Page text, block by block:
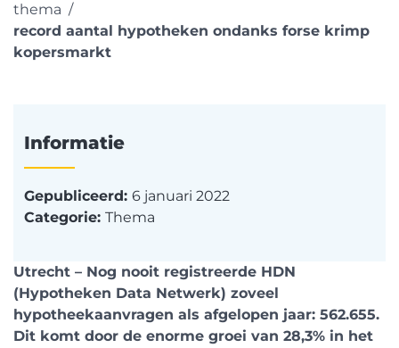
thema
record aantal hypotheken ondanks forse krimp
kopersmarkt
Informatie
Gepubliceerd: 6 januari 2022
Categorie: Thema
Utrecht – Nog nooit registreerde HDN
(Hypotheken Data Netwerk) zoveel
hypotheekaanvragen als afgelopen jaar: 562.655.
Dit komt door de enorme groei van 28,3% in het